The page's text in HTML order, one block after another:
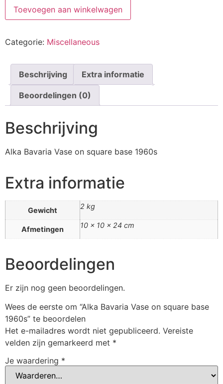
Toevoegen aan winkelwagen
Categorie: Miscellaneous
Beschrijving Extra informatie
Beoordelingen (0)
Beschrijving
Alka Bavaria Vase on square base 1960s
Extra informatie
Gewicht 2 kg
Afmetingen 10 × 10 × 24 cm
Beoordelingen
Er zijn nog geen beoordelingen.
Wees de eerste om “Alka Bavaria Vase on square base
1960s” te beoordelen
Het e-mailadres wordt niet gepubliceerd. Vereiste
velden zijn gemarkeerd met *
Je waardering *